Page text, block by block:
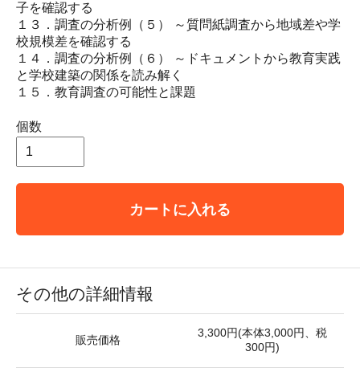
子を確認する
１３．調査の分析例（５） ～質問紙調査から地域差や学
校規模差を確認する
１４．調査の分析例（６） ～ドキュメントから教育実践
と学校建築の関係を読み解く
１５．教育調査の可能性と課題
個数
カートに入れる
その他の詳細情報
販売価格
3,300円(本体3,000円、税
300円)